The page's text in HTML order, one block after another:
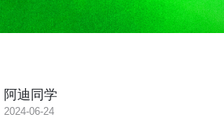
阿迪同学
2024-06-24